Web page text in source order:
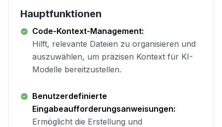
Hauptfunktionen
Code-Kontext-Management:
Hilft, relevante Dateien zu organisieren und
auszuwählen, um präzisen Kontext für KI-
Modelle bereitzustellen.
Benutzerdefinierte
Eingabeaufforderungsanweisungen:
Ermöglicht die Erstellung und